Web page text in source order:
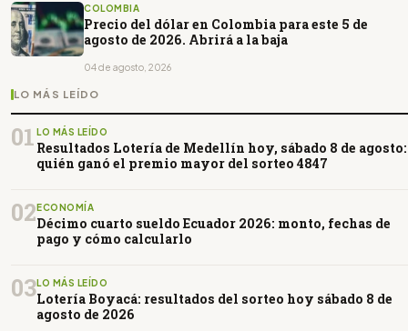
COLOMBIA
Precio del dólar en Colombia para este 5 de
agosto de 2026. Abrirá a la baja
04 de agosto, 2026
LO MÁS LEÍDO
01 LO MÁS LEÍDO
Resultados Lotería de Medellín hoy, sábado 8 de agosto:
quién ganó el premio mayor del sorteo 4847
02ECONOMÍA
Décimo cuarto sueldo Ecuador 2026: monto, fechas de
pago y cómo calcularlo
03LO MÁS LEÍDO
Lotería Boyacá: resultados del sorteo hoy sábado 8 de
agosto de 2026